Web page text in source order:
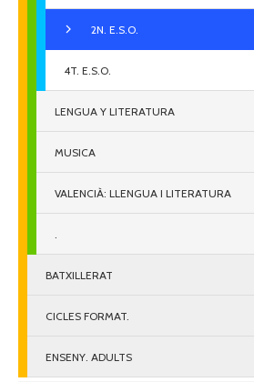
2N. E.S.O.
4T. E.S.O.
LENGUA Y LITERATURA
MUSICA
VALENCIÀ: LLENGUA I LITERATURA
.
BATXILLERAT
CICLES FORMAT.
ENSENY. ADULTS